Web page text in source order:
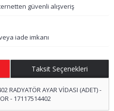
güvenli alışveriş
iade imkanı
Taksit Seçenekleri
RADYATÖR AYAR VİDASI (ADET) -
- 17117514402